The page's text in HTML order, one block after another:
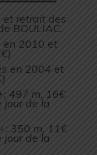
et retrait des
BOULIAC.
en 2010 et
en 2004 et
497 m, 16€
jour de la
350 m, 11€
jour de la